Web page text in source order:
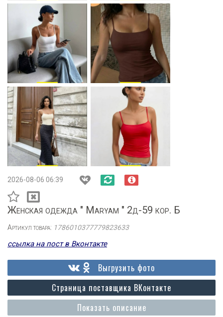
2026-08-06 06:39
Женская одежда " Maryam " 2д-59 кор. Б
Артикул товара: 1786010377779823633
ссылка на пост в Вконтакте
Показать описание
Страница поставщика ВКонтакте
Выгрузить фото